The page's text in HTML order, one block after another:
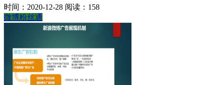
时间：2020-12-28 阅读：158
微博粉丝通